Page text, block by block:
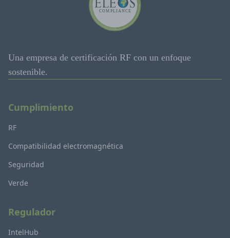
Una empresa de certificación RF con un enfoque
sostenible.
Cumplimiento
RF
Compatibilidad electromagnética
Seguridad
Verde
Regulador
IntelHub